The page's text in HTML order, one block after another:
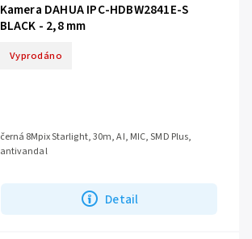
Kamera DAHUA IPC-HDBW2841E-S
BLACK - 2,8 mm
Vyprodáno
Detail
černá 8Mpix Starlight, 30m, AI, MIC, SMD Plus,
antivandal